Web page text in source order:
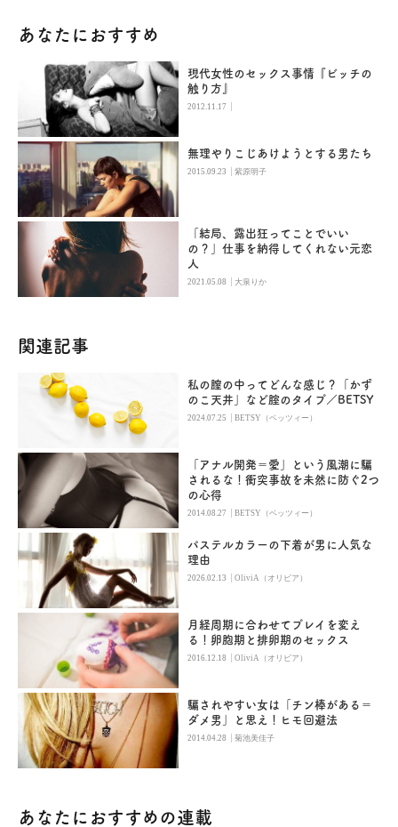
あなたにおすすめ
現代女性のセックス事情『ビッチの
触り方』
2012.11.17 |
無理やりこじあけようとする男たち
2015.09.23 |紫原明子
「結局、露出狂ってことでいい
の？」仕事を納得してくれない元恋
人
2021.05.08 |大泉りか
関連記事
私の膣の中ってどんな感じ？「かず
のこ天井」など腟のタイプ／BETSY
2024.07.25 |BETSY（ベッツィー）
「アナル開発＝愛」という風潮に騙
されるな！衝突事故を未然に防ぐ2つ
の心得
2014.08.27 |BETSY（ベッツィー）
パステルカラーの下着が男に人気な
理由
2026.02.13 |OliviA（オリビア）
月経周期に合わせてプレイを変え
る！卵胞期と排卵期のセックス
2016.12.18 |OliviA（オリビア）
騙されやすい女は「チン棒がある＝
ダメ男」と思え！ヒモ回避法
2014.04.28 |菊池美佳子
あなたにおすすめの連載